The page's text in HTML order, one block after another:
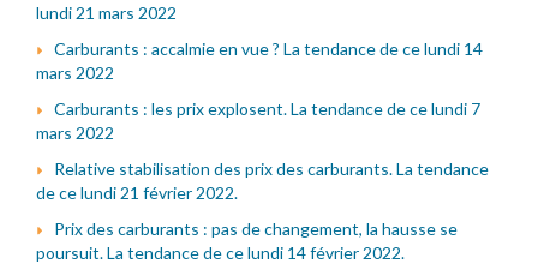
lundi 21 mars 2022
Carburants : accalmie en vue ? La tendance de ce lundi 14
mars 2022
Carburants : les prix explosent. La tendance de ce lundi 7
mars 2022
Relative stabilisation des prix des carburants. La tendance
de ce lundi 21 février 2022.
Prix des carburants : pas de changement, la hausse se
poursuit. La tendance de ce lundi 14 février 2022.